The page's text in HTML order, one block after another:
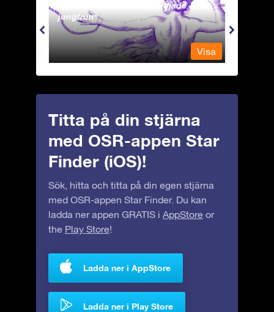
Andromeda - Den fastkedjade
jungfrun
Visa
Titta på din stjärna
med OSR-appen Star
Finder (iOS)!
Sök, hitta och titta på din egen stjärna
med OSR-appen Star Finder. Du kan
ladda ner appen GRATIS i AppStore or
the Play Store!
Ladda ner i AppStore
Ladda ner i Play Store